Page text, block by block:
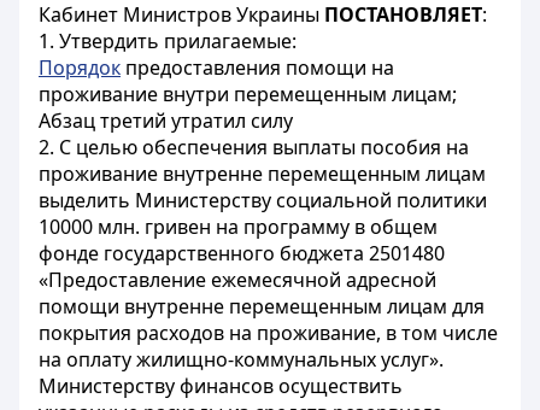
Кабинет Министров Украины ПОСТАНОВЛЯЕТ:
1. Утвердить прилагаемые:
Порядок предоставления помощи на
проживание внутри перемещенным лицам;
Абзац третий утратил силу
2. С целью обеспечения выплаты пособия на
проживание внутренне перемещенным лицам
выделить Министерству социальной политики
10000 млн. гривен на программу в общем
фонде государственного бюджета 2501480
«Предоставление ежемесячной адресной
помощи внутренне перемещенным лицам для
покрытия расходов на проживание, в том числе
на оплату жилищно-коммунальных услуг».
Министерству финансов осуществить